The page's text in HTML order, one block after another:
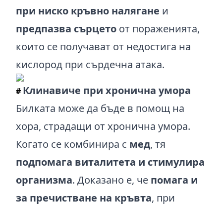
при ниско кръвно налягане и
предпазва сърцето от пораженията,
които се получават от недостига на
кислород при сърдечна атака.
# Клинавиче при хронична умора
Билката може да бъде в помощ на
хора, страдащи от хронична умора.
Когато се комбинира с мед, тя
подпомага виталитета и стимулира
организма. Доказано е, че помага и
за пречистване на кръвта, при